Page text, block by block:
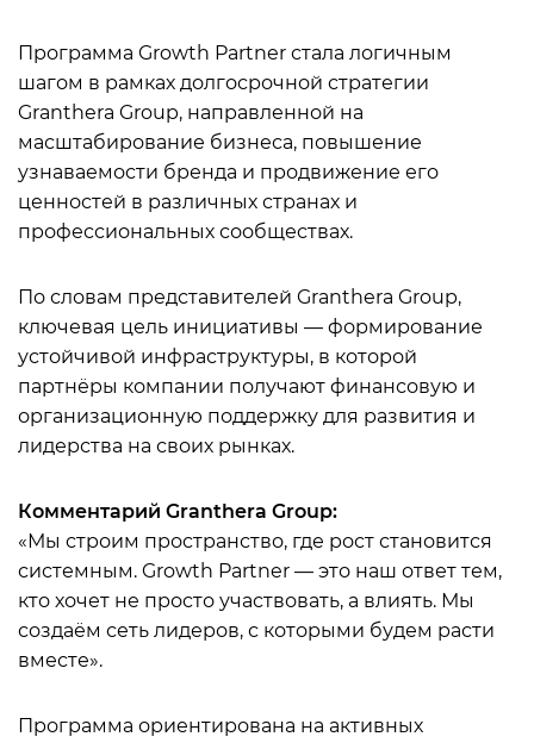
Программа Growth Partner стала логичным
шагом в рамках долгосрочной стратегии
Granthera Group, направленной на
масштабирование бизнеса, повышение
узнаваемости бренда и продвижение его
ценностей в различных странах и
профессиональных сообществах.
По словам представителей Granthera Group,
ключевая цель инициативы — формирование
устойчивой инфраструктуры, в которой
партнёры компании получают финансовую и
организационную поддержку для развития и
лидерства на своих рынках.
Комментарий Granthera Group:
«Мы строим пространство, где рост становится
системным. Growth Partner — это наш ответ тем,
кто хочет не просто участвовать, а влиять. Мы
создаём сеть лидеров, с которыми будем расти
вместе».
Программа ориентирована на активных